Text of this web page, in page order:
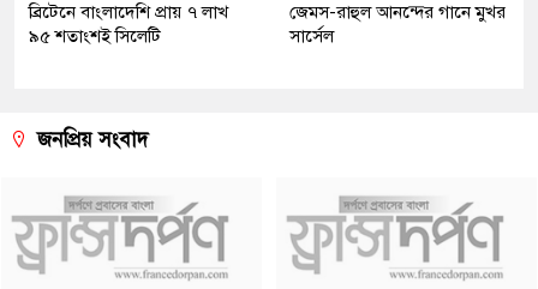
ব্রিটেনে বাংলাদেশি প্রায় ৭ লাখ
৯৫ শতাংশই সিলেটি
জেমস-রাহুল আনন্দের গানে মুখর
সার্সেল
জনপ্রিয় সংবাদ